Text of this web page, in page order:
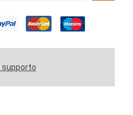
supporto